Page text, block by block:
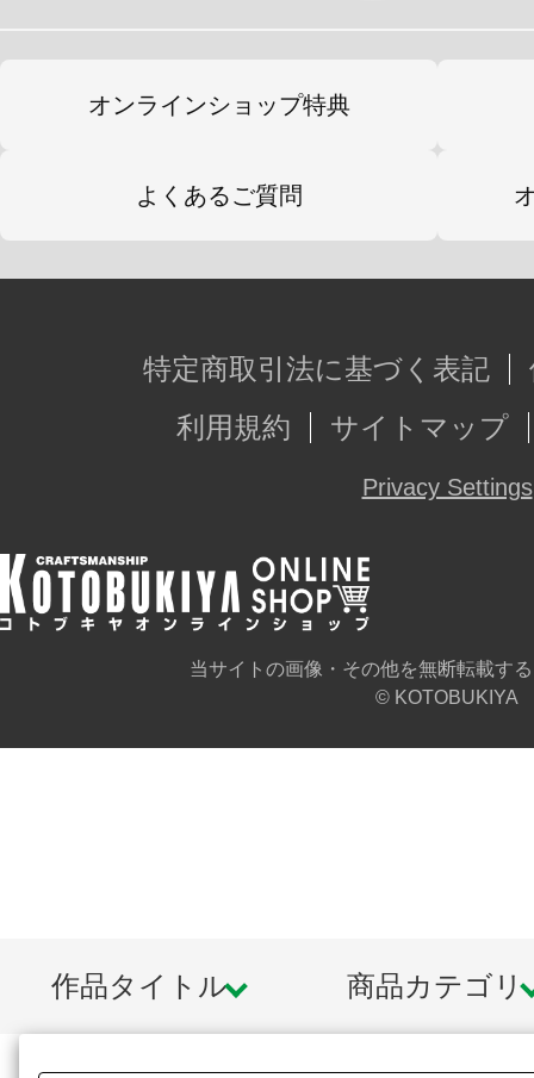
オンラインショップ特典
よくあるご質問
特定商取引法に基づく表記
利用規約
サイトマップ
Privacy Settings
当サイトの画像・その他を無断転載す
© KOTOBUKIYA
作品タイトル 商品カテゴリ